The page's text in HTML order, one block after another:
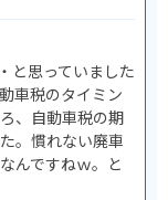
と思っていました
車税のタイミン
、自動車税の期
。慣れない廃車
んですねｗ。と